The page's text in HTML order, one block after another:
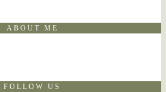
ABOUT ME
FOLLOW US